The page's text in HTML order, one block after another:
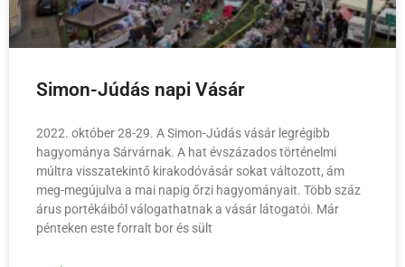
Simon-Júdás napi Vásár
2022. október 28-29. A Simon-Júdás vásár legrégibb
hagyománya Sárvárnak. A hat évszázados történelmi
múltra visszatekintő kirakodóvásár sokat változott, ám
meg-megújulva a mai napig őrzi hagyományait. Több száz
árus portékáiból válogathatnak a vásár látogatói. Már
pénteken este forralt bor és sült